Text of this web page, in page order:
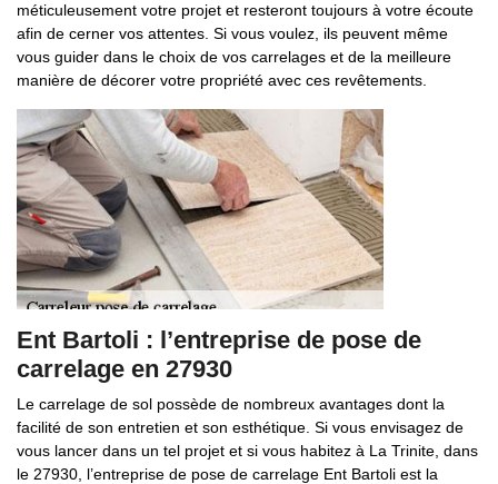
méticuleusement votre projet et resteront toujours à votre écoute
afin de cerner vos attentes. Si vous voulez, ils peuvent même
vous guider dans le choix de vos carrelages et de la meilleure
manière de décorer votre propriété avec ces revêtements.
Ent Bartoli : l’entreprise de pose de
carrelage en 27930
Le carrelage de sol possède de nombreux avantages dont la
facilité de son entretien et son esthétique. Si vous envisagez de
vous lancer dans un tel projet et si vous habitez à La Trinite, dans
le 27930, l’entreprise de pose de carrelage Ent Bartoli est la